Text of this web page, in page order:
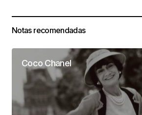
Notas recomendadas
Coco Chanel